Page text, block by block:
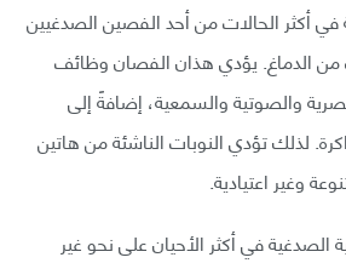
في أكثر الحالات من أحد الفصين الصدغيين
الدماغ. يؤدي هذان الفصان وظائف
والصوتية والسمعية، إضافةً إلى
لذلك تؤدي النوبات الناشئة من هاتين
وغير اعتيادية.
الصدغية في أكثر الأحيان على نحو غير